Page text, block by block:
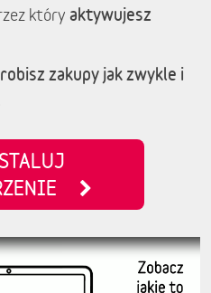
który aktywujesz
robisz zakupy jak zwykle i